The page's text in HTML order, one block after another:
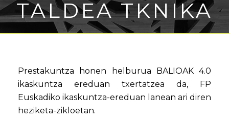
TALDEA TKNIKA
Prestakuntza honen helburua BALIOAK 4.0
ikaskuntza ereduan txertatzea da, FP
Euskadiko ikaskuntza-ereduan lanean ari diren
heziketa-zikloetan.